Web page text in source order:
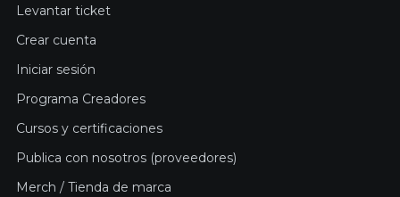
Levantar ticket
Crear cuenta
Iniciar sesión
Programa Creadores
Cursos y certificaciones
Publica con nosotros (proveedores)
Merch / Tienda de marca